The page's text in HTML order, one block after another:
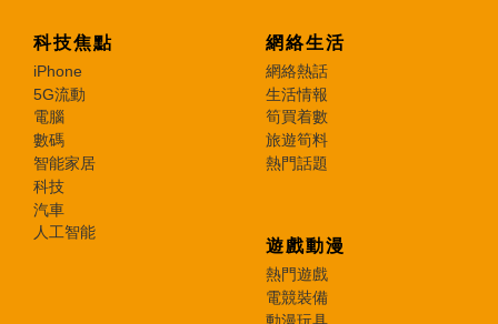
科技焦點
iPhone
5G流動
電腦
數碼
智能家居
科技
汽車
人工智能
網絡生活
網絡熱話
生活情報
筍買着數
旅遊筍料
熱門話題
遊戲動漫
熱門遊戲
電競裝備